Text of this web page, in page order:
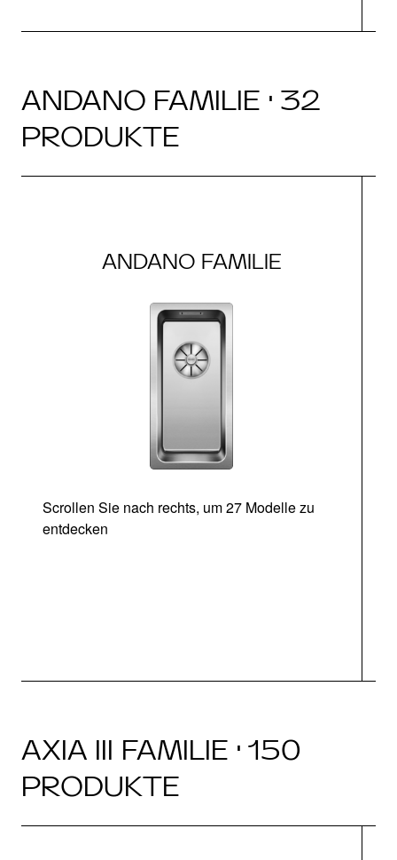
ANDANO FAMILIE · 32
PRODUKTE
ANDANO FAMILIE
Scrollen Sie nach rechts, um 27 Modelle zu
entdecken
AXIA III FAMILIE · 150
PRODUKTE